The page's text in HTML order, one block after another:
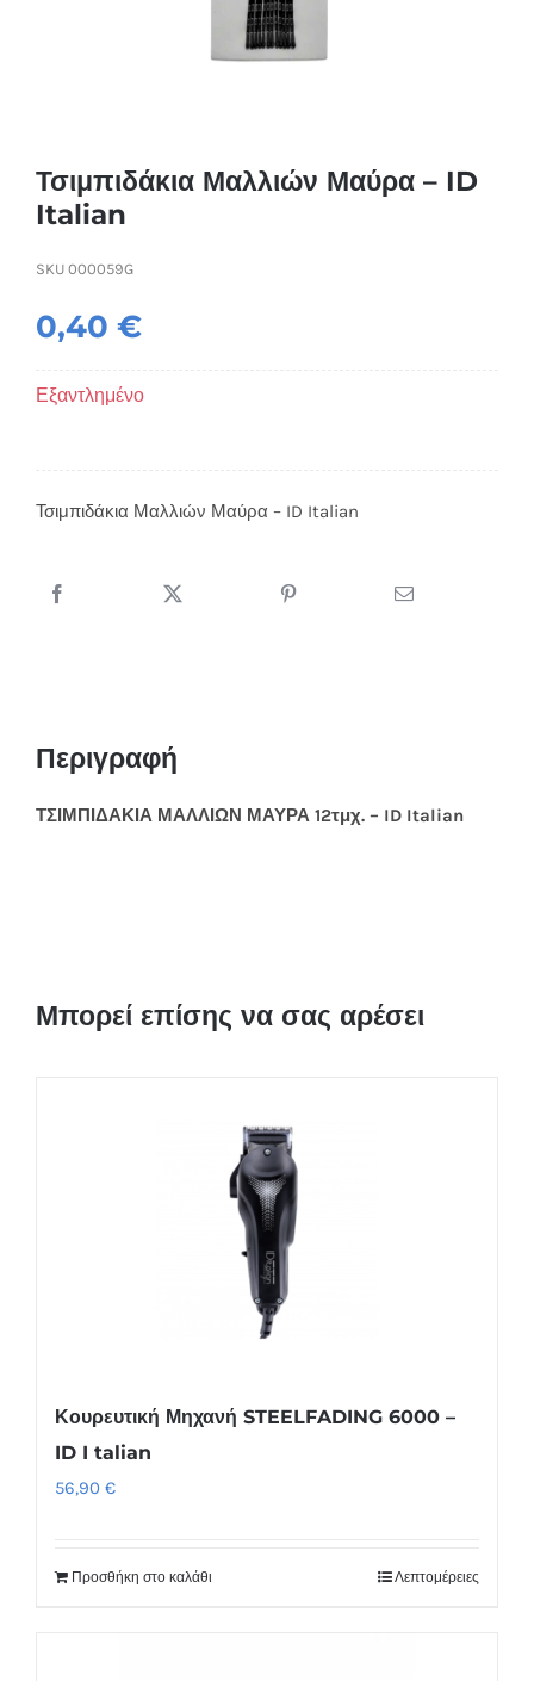
Ισοθερμικά Ρούχα
Τσιμπιδάκια Μαλλιών Μαύρα – ID
Italian
SKU 000059G
0,40 €
Εξαντλημένο
Τσιμπιδάκια Μαλλιών Μαύρα – ID Italian
Περιγραφή
ΤΣΙΜΠΙΔΑΚΙΑ ΜΑΛΛΙΩΝ ΜΑΥΡΑ 12τμχ. – ID Italian
Μπορεί επίσης να σας αρέσει
Κουρευτική Μηχανή STEELFADING 6000 –
ID I talian
56,90 €
Προσθήκη στο καλάθι Λεπτομέρειες